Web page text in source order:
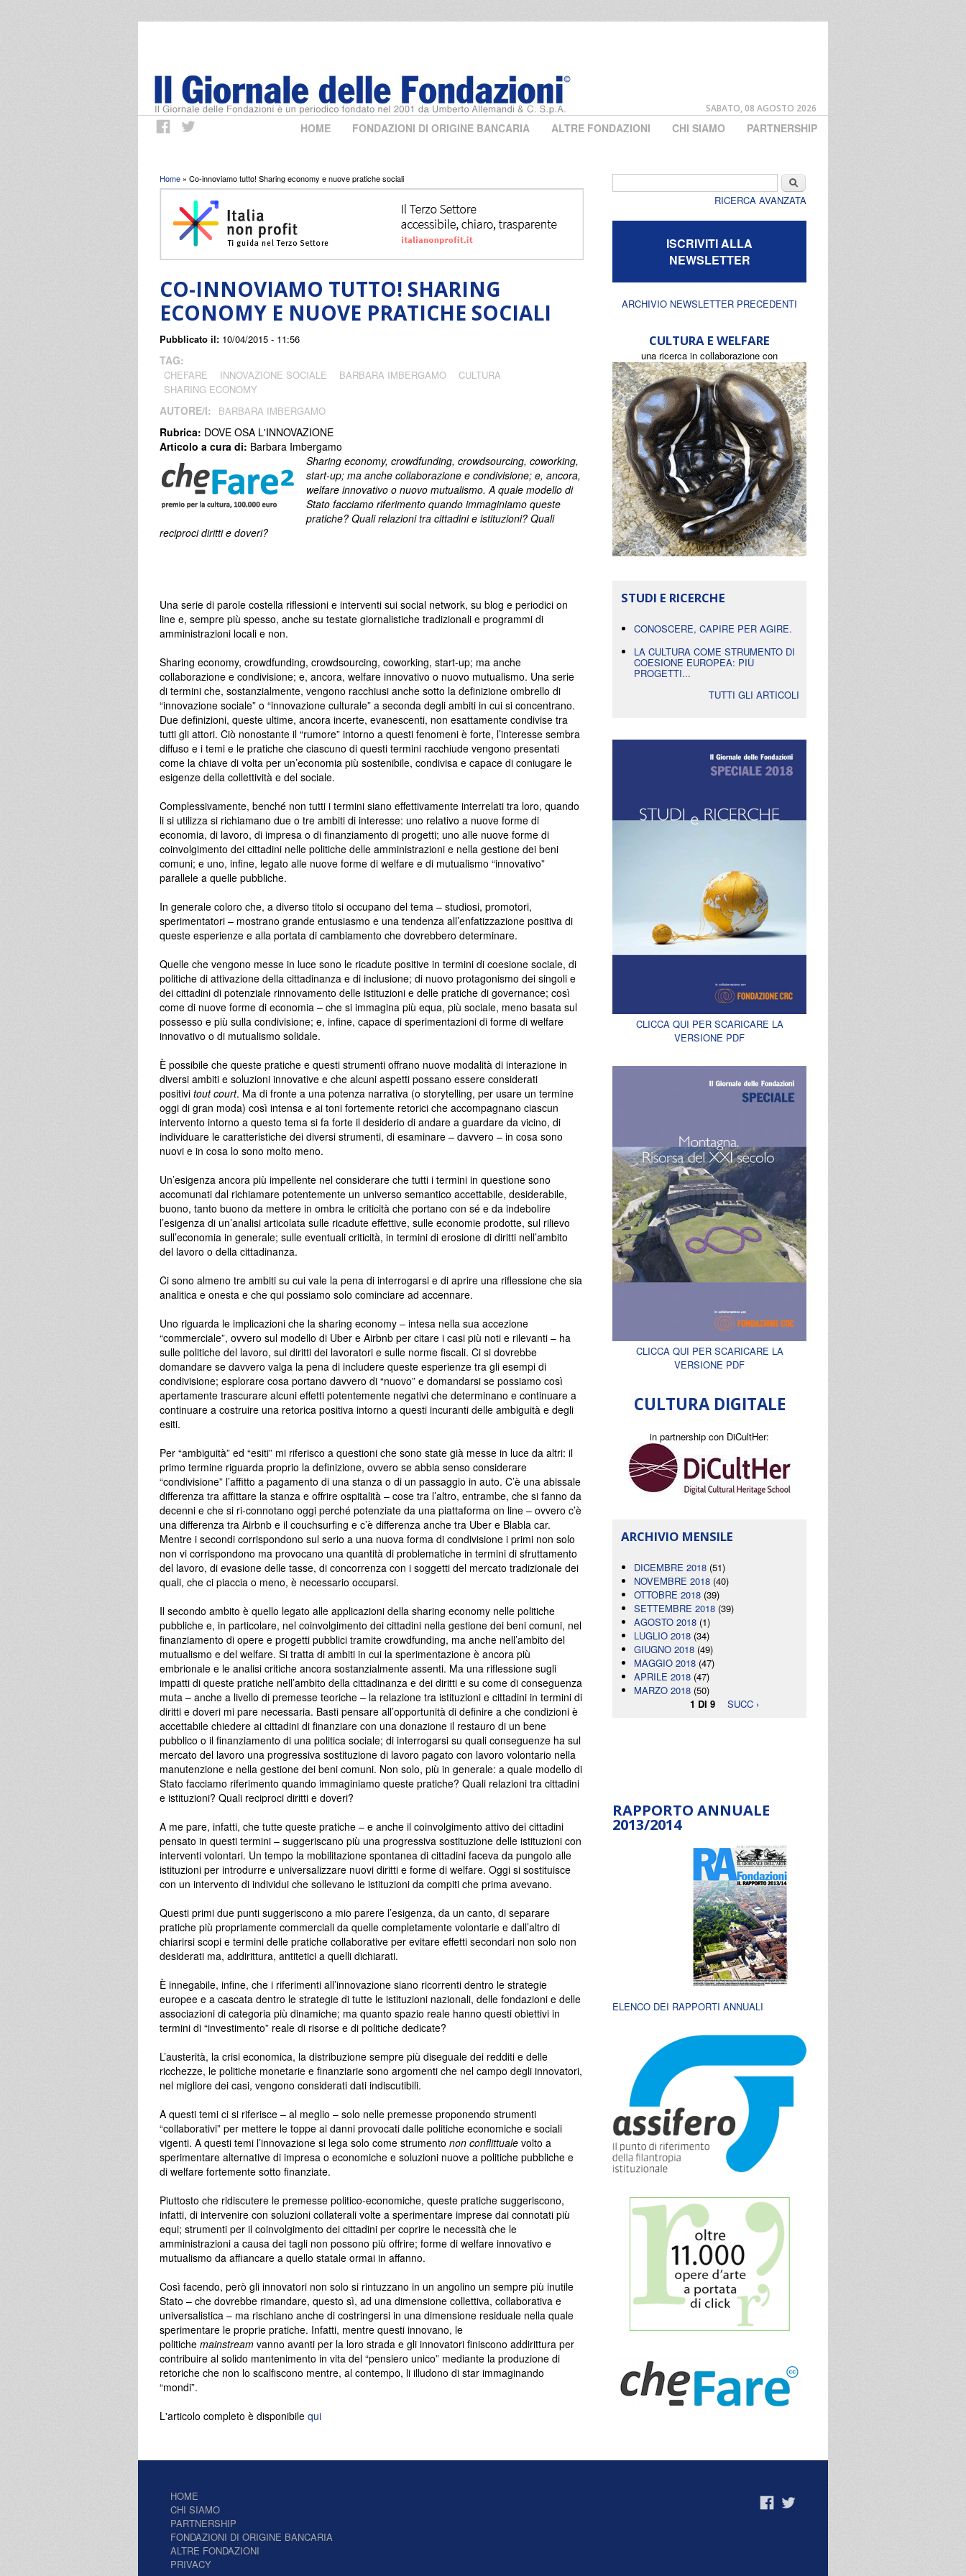
SABATO, 08 AGOSTO 2026
HOME FONDAZIONI DI ORIGINE BANCARIA ALTRE FONDAZIONI CHI SIAMO PARTNERSHIP
Tu sei qui
Home » Co-innoviamo tutto! Sharing economy e nuove pratiche sociali
CO-INNOVIAMO TUTTO! SHARING
ECONOMY E NUOVE PRATICHE SOCIALI
Pubblicato il: 10/04/2015 - 11:56
TAG:
CHEFARE INNOVAZIONE SOCIALE BARBARA IMBERGAMO
CULTURA
SHARING ECONOMY
AUTORE/I: BARBARA IMBERGAMO
Rubrica: DOVE OSA L'INNOVAZIONE
Articolo a cura di: Barbara Imbergamo
Sharing economy, crowdfunding, crowdsourcing, coworking,
start-up; ma anche collaborazione e condivisione; e, ancora,
welfare innovativo o nuovo mutualismo. A quale modello di
Stato facciamo riferimento quando immaginiamo queste
pratiche? Quali relazioni tra cittadini e istituzioni? Quali
reciproci diritti e doveri?
Una serie di parole costella riflessioni e interventi sui social network, su blog e periodici on
line e, sempre più spesso, anche su testate giornalistiche tradizionali e programmi di
amministrazioni locali e non.
Sharing economy, crowdfunding, crowdsourcing, coworking, start-up; ma anche
collaborazione e condivisione; e, ancora, welfare innovativo o nuovo mutualismo. Una serie
di termini che, sostanzialmente, vengono racchiusi anche sotto la definizione ombrello di
“innovazione sociale” o “innovazione culturale” a seconda degli ambiti in cui si concentrano.
Due definizioni, queste ultime, ancora incerte, evanescenti, non esattamente condivise tra
tutti gli attori. Ciò nonostante il “rumore” intorno a questi fenomeni è forte, l’interesse sembra
diffuso e i temi e le pratiche che ciascuno di questi termini racchiude vengono presentati
come la chiave di volta per un’economia più sostenibile, condivisa e capace di coniugare le
esigenze della collettività e del sociale.
Complessivamente, benché non tutti i termini siano effettivamente interrelati tra loro, quando
li si utilizza si richiamano due o tre ambiti di interesse: uno relativo a nuove forme di
economia, di lavoro, di impresa o di finanziamento di progetti; uno alle nuove forme di
coinvolgimento dei cittadini nelle politiche delle amministrazioni e nella gestione dei beni
comuni; e uno, infine, legato alle nuove forme di welfare e di mutualismo “innovativo”
parallele a quelle pubbliche.
In generale coloro che, a diverso titolo si occupano del tema – studiosi, promotori,
sperimentatori – mostrano grande entusiasmo e una tendenza all’enfatizzazione positiva di
queste esperienze e alla portata di cambiamento che dovrebbero determinare.
Quelle che vengono messe in luce sono le ricadute positive in termini di coesione sociale, di
politiche di attivazione della cittadinanza e di inclusione; di nuovo protagonismo dei singoli e
dei cittadini di potenziale rinnovamento delle istituzioni e delle pratiche di governance; così
come di nuove forme di economia – che si immagina più equa, più sociale, meno basata sul
possesso e più sulla condivisione; e, infine, capace di sperimentazioni di forme di welfare
innovativo o di mutualismo solidale.
È possibile che queste pratiche e questi strumenti offrano nuove modalità di interazione in
diversi ambiti e soluzioni innovative e che alcuni aspetti possano essere considerati
positivi tout court. Ma di fronte a una potenza narrativa (o storytelling, per usare un termine
oggi di gran moda) così intensa e ai toni fortemente retorici che accompagnano ciascun
intervento intorno a questo tema si fa forte il desiderio di andare a guardare da vicino, di
individuare le caratteristiche dei diversi strumenti, di esaminare – davvero – in cosa sono
nuovi e in cosa lo sono molto meno.
Un’esigenza ancora più impellente nel considerare che tutti i termini in questione sono
accomunati dal richiamare potentemente un universo semantico accettabile, desiderabile,
buono, tanto buono da mettere in ombra le criticità che portano con sé e da indebolire
l’esigenza di un’analisi articolata sulle ricadute effettive, sulle economie prodotte, sul rilievo
sull’economia in generale; sulle eventuali criticità, in termini di erosione di diritti nell’ambito
del lavoro o della cittadinanza.
Ci sono almeno tre ambiti su cui vale la pena di interrogarsi e di aprire una riflessione che sia
analitica e onesta e che qui possiamo solo cominciare ad accennare.
Uno riguarda le implicazioni che la sharing economy – intesa nella sua accezione
“commerciale”, ovvero sul modello di Uber e Airbnb per citare i casi più noti e rilevanti – ha
sulle politiche del lavoro, sui diritti dei lavoratori e sulle norme fiscali. Ci si dovrebbe
domandare se davvero valga la pena di includere queste esperienze tra gli esempi di
condivisione; esplorare cosa portano davvero di “nuovo” e domandarsi se possiamo così
apertamente trascurare alcuni effetti potentemente negativi che determinano e continuare a
continuare a costruire una retorica positiva intorno a questi incuranti delle ambiguità e degli
esiti.
Per “ambiguità” ed “esiti” mi riferisco a questioni che sono state già messe in luce da altri: il
primo termine riguarda proprio la definizione, ovvero se abbia senso considerare
“condivisione” l’affitto a pagamento di una stanza o di un passaggio in auto. C’è una abissale
differenza tra affittare la stanza e offrire ospitalità – cose tra l’altro, entrambe, che si fanno da
decenni e che si ri-connotano oggi perché potenziate da una piattaforma on line – ovvero c’è
una differenza tra Airbnb e il couchsurfing e c’è differenza anche tra Uber e Blabla car.
Mentre i secondi corrispondono sul serio a una nuova forma di condivisione i primi non solo
non vi corrispondono ma provocano una quantità di problematiche in termini di sfruttamento
del lavoro, di evasione delle tasse, di concorrenza con i soggetti del mercato tradizionale dei
quali, che ci piaccia o meno, è necessario occuparsi.
Il secondo ambito è quello legato alle applicazioni della sharing economy nelle politiche
pubbliche e, in particolare, nel coinvolgimento dei cittadini nella gestione dei beni comuni, nel
finanziamento di opere e progetti pubblici tramite crowdfunding, ma anche nell’ambito del
mutualismo e del welfare. Si tratta di ambiti in cui la sperimentazione è ancora più
embrionale e le analisi critiche ancora sostanzialmente assenti. Ma una riflessione sugli
impatti di queste pratiche nell’ambito della cittadinanza e dei diritti e su come di conseguenza
muta – anche a livello di premesse teoriche – la relazione tra istituzioni e cittadini in termini di
diritti e doveri mi pare necessaria. Basti pensare all’opportunità di definire a che condizioni è
accettabile chiedere ai cittadini di finanziare con una donazione il restauro di un bene
pubblico o il finanziamento di una politica sociale; di interrogarsi su quali conseguenze ha sul
mercato del lavoro una progressiva sostituzione di lavoro pagato con lavoro volontario nella
manutenzione e nella gestione dei beni comuni. Non solo, più in generale: a quale modello di
Stato facciamo riferimento quando immaginiamo queste pratiche? Quali relazioni tra cittadini
e istituzioni? Quali reciproci diritti e doveri?
A me pare, infatti, che tutte queste pratiche – e anche il coinvolgimento attivo dei cittadini
pensato in questi termini – suggeriscano più una progressiva sostituzione delle istituzioni con
interventi volontari. Un tempo la mobilitazione spontanea di cittadini faceva da pungolo alle
istituzioni per introdurre e universalizzare nuovi diritti e forme di welfare. Oggi si sostituisce
con un intervento di individui che sollevano le istituzioni da compiti che prima avevano.
Questi primi due punti suggeriscono a mio parere l’esigenza, da un canto, di separare
pratiche più propriamente commerciali da quelle completamente volontarie e dall’altro di
chiarirsi scopi e termini delle pratiche collaborative per evitare effetti secondari non solo non
desiderati ma, addirittura, antitetici a quelli dichiarati.
È innegabile, infine, che i riferimenti all’innovazione siano ricorrenti dentro le strategie
europee e a cascata dentro le strategie di tutte le istituzioni nazionali, delle fondazioni e delle
associazioni di categoria più dinamiche; ma quanto spazio reale hanno questi obiettivi in
termini di “investimento” reale di risorse e di politiche dedicate?
L’austerità, la crisi economica, la distribuzione sempre più diseguale dei redditi e delle
ricchezze, le politiche monetarie e finanziarie sono argomenti che nel campo degli innovatori,
nel migliore dei casi, vengono considerati dati indiscutibili.
A questi temi ci si riferisce – al meglio – solo nelle premesse proponendo strumenti
“collaborativi” per mettere le toppe ai danni provocati dalle politiche economiche e sociali
vigenti. A questi temi l’innovazione si lega solo come strumento non conflittuale volto a
sperimentare alternative di impresa o economiche e soluzioni nuove a politiche pubbliche e
di welfare fortemente sotto finanziate.
Piuttosto che ridiscutere le premesse politico-economiche, queste pratiche suggeriscono,
infatti, di intervenire con soluzioni collaterali volte a sperimentare imprese dai connotati più
equi; strumenti per il coinvolgimento dei cittadini per coprire le necessità che le
amministrazioni a causa dei tagli non possono più offrire; forme di welfare innovativo e
mutualismo da affiancare a quello statale ormai in affanno.
Così facendo, però gli innovatori non solo si rintuzzano in un angolino un sempre più inutile
Stato – che dovrebbe rimandare, questo sì, ad una dimensione collettiva, collaborativa e
universalistica – ma rischiano anche di costringersi in una dimensione residuale nella quale
sperimentare le proprie pratiche. Infatti, mentre questi innovano, le
politiche mainstream vanno avanti per la loro strada e gli innovatori finiscono addirittura per
contribuire al solido mantenimento in vita del “pensiero unico” mediante la produzione di
retoriche che non lo scalfiscono mentre, al contempo, li illudono di star immaginando
“mondi”.
L'articolo completo è disponibile qui
Cerca
RICERCA AVANZATA
ISCRIVITI ALLA
NEWSLETTER
ARCHIVIO NEWSLETTER PRECEDENTI
CULTURA E WELFARE
una ricerca in collaborazione con
STUDI E RICERCHE
CONOSCERE, CAPIRE PER AGIRE.
LA CULTURA COME STRUMENTO DI
COESIONE EUROPEA: PIÙ
PROGETTI...
TUTTI GLI ARTICOLI
CLICCA QUI PER SCARICARE LA
VERSIONE PDF
CLICCA QUI PER SCARICARE LA
VERSIONE PDF
CULTURA DIGITALE
in partnership con DiCultHer:
ARCHIVIO MENSILE
DICEMBRE 2018 (51)
NOVEMBRE 2018 (40)
OTTOBRE 2018 (39)
SETTEMBRE 2018 (39)
AGOSTO 2018 (1)
LUGLIO 2018 (34)
GIUGNO 2018 (49)
MAGGIO 2018 (47)
APRILE 2018 (47)
MARZO 2018 (50)
1 DI 9
SUCC ›
RAPPORTO ANNUALE
2013/2014
ELENCO DEI RAPPORTI ANNUALI
HOME
CHI SIAMO
PARTNERSHIP
FONDAZIONI DI ORIGINE BANCARIA
ALTRE FONDAZIONI
PRIVACY